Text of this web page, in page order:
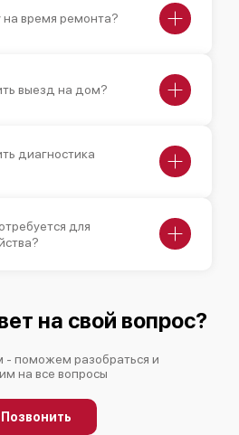
время ремонта?
выезд на дом?
диагностика
для
на свой вопрос?
- поможем разобраться и
на все вопросы
Позвонить